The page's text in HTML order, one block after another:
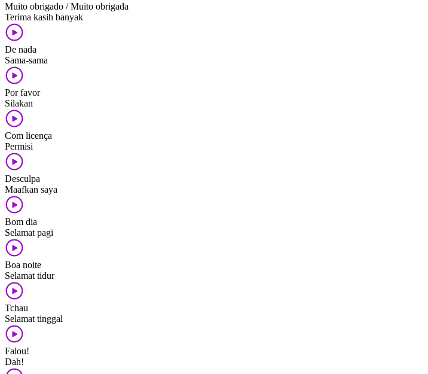
Muito obrigado / Muito obrigada
Terima kasih banyak
De nada
Sama-sama
Por favor
Silakan
Com licença
Permisi
Desculpa
Maafkan saya
Bom dia
Selamat pagi
Boa noite
Selamat tidur
Tchau
Selamat tinggal
Falou!
Dah!